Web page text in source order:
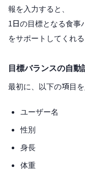
報を入力すると、
1日の目標となる食事
をサポートしてくれ
目標バランスの自動
最初に、以下の項目を
ユーザー名
性別
身長
体重